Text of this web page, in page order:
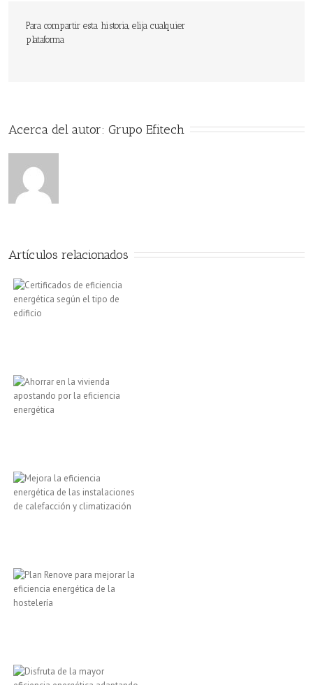
mejorar
Para compartir esta historia, elija cualquier
plataforma
Acerca del autor: Grupo Efitech
Artículos relacionados